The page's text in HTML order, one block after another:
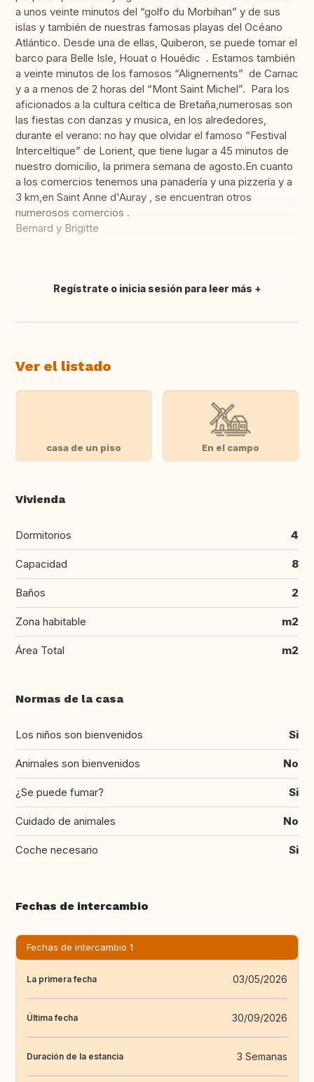
a unos veinte minutos del “golfo du Morbihan” y de sus
islas y también de nuestras famosas playas del Océano
Atlántico. Desde una de ellas, Quiberon, se puede tomar el
barco para Belle Isle, Houat o Houédic . Estamos también
a veinte minutos de los famosos “Alignements” de Carnac
y a a menos de 2 horas del “Mont Saint Michel”. Para los
aficionados a la cultura celtica de Bretaña,numerosas son
las fiestas con danzas y musica, en los alrededores,
durante el verano: no hay que olvidar el famoso “Festival
Interceltique” de Lorient, que tiene lugar a 45 minutos de
nuestro domicilio, la primera semana de agosto.En cuanto
a los comercios tenemos una panadería y una pizzería y a
3 km,en Saint Anne d'Auray , se encuentran otros
numerosos comercios .
Bernard y Brigitte
Traducir
Regístrate o inicia sesión para leer más
Ver el listado
casa de un piso En el campo
Vivienda
Dormitorios 4
Capacidad 8
Baños 2
Zona habitable m2
Área Total m2
Normas de la casa
Los niños son bienvenidos Si
Animales son bienvenidos No
¿Se puede fumar? Si
Cuidado de animales No
Coche necesario Si
Fechas de intercambio
Fechas de intercambio 1
La primera fecha 03/05/2026
Última fecha 30/09/2026
Duración de la estancia 3 Semanas